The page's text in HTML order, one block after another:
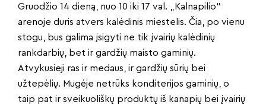
Gruodžio 14 dieną, nuo 10 iki 17 val. „Kalnapilio“
arenoje duris atvers kalėdinis miestelis. Čia, po vienu
stogu, bus galima įsigyti ne tik įvairių kalėdinių
rankdarbių, bet ir gardžių maisto gaminių.
Atvykusieji ras ir medaus, ir gardžių sūrių bei
užtepėlių. Mugėje netrūks konditerijos gaminių, o
taip pat ir sveikuoliškų produktų iš kanapių bei įvairių